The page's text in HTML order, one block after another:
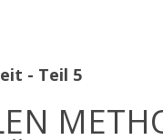
- Teil 5